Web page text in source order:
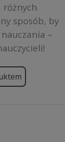
różnych
sposób, by
–